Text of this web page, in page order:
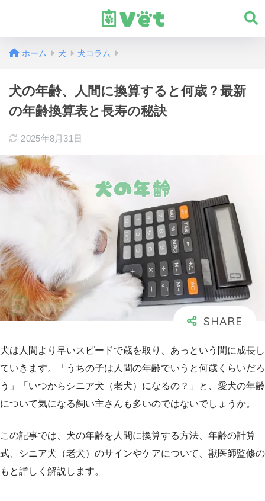
ホーム 犬 犬コラム
犬の年齢、人間に換算すると何歳？最新
の年齢換算表と長寿の秘訣
2025年8月31日
犬は人間より早いスピードで歳を取り、あっという間に成長し
ていきます。「うちの子は人間の年齢でいうと何歳くらいだろ
う」「いつからシニア犬（老犬）になるの？」と、愛犬の年齢
について気になる飼い主さんも多いのではないでしょうか。
この記事では、犬の年齢を人間に換算する方法、年齢の計算
式、シニア犬（老犬）のサインやケアについて、獣医師監修の
もと詳しく解説します。